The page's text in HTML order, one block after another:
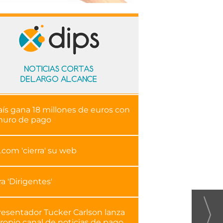
gana 18 millones de euros con
de pago
'cierra' su web
'Dirigentes'
Tucker Carlson lanza